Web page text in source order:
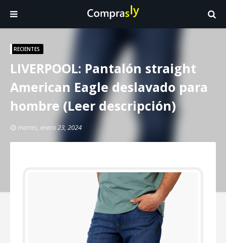
RECIENTES
LIVERPOOL: Pantalón straight
American Eagle deslavado para
hombre (Leer descripción)
martes, enero 23, 2024